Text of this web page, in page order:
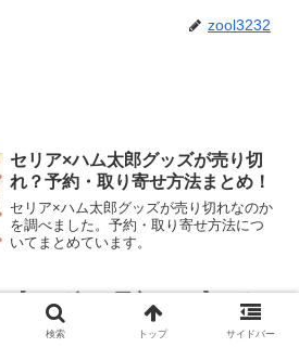
zool3232
セリア×ハム太郎グッズが売り切
れ？予約・取り寄せ方法まとめ！
セリア×ハム太郎グッズが売り切れなのか
を調べました。予約・取り寄せ方法につ
いてまとめています。
【フィギュア固定シール】セリ
ア・ダイソーの売り場や販売商品
検索 トップ サイドバー